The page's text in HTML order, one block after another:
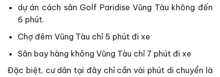
dự án cách sân Golf Paridise Vũng Tàu không đến
6 phút.
Chợ đêm Vũng Tàu chỉ 5 phút đi xe
Sân bay hàng không Vũng Tàu chỉ 7 phút đi xe
Đặc biệt, cư dân tại đây chỉ cần vài phút di chuyển là